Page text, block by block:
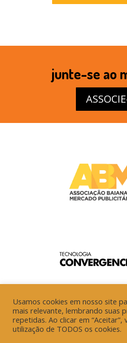
junte-se ao
Usamos cookies em nosso site
mais relevante, lembrando suas
repetidas. Ao clicar em
utilização de TODOS os cookies.